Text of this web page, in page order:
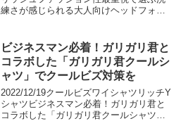
練さが感じられる大人向けヘッドフォン5
す。ですが今回、あえて質より見た目を
最重視して、紳...
ビジネスマン必着！ガリガリ君と
コラボした「ガリガリ君クールシ
ャツ」でクールビズ対策を
2022/12/19クールビズワイシャツリッチY
シャツビジネスマン必着！ガリガリ君と
コラボした「ガリガリ君クールシャツ」